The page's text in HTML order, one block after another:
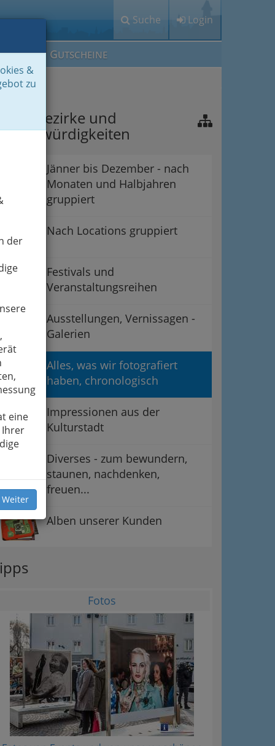
Suche Login
EIN IG GUTSCHEINE
&
zu
der
eine
Ihrer
- Bezirke und
Jänner bis Dezember - nach
Monaten und Halbjahren
gruppiert
Nach Locations gruppiert
Festivals und
Veranstaltungsreihen
Ausstellungen, Vernissagen -
Galerien
Alles, was wir fotografiert
haben, chronologisch
Impressionen aus der
Kulturstadt
Diverses - zum bewundern,
staunen, nachdenken,
freuen...
Alben unserer Kunden
Fotos